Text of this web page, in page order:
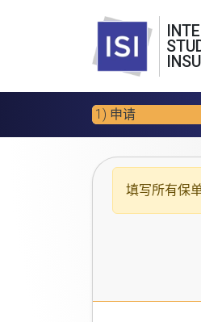
1) 申请
填写所有保